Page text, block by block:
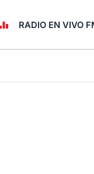
RADIO EN VIVO